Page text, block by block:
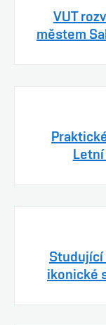
VUT
městem
Letní
Studující
ikonické